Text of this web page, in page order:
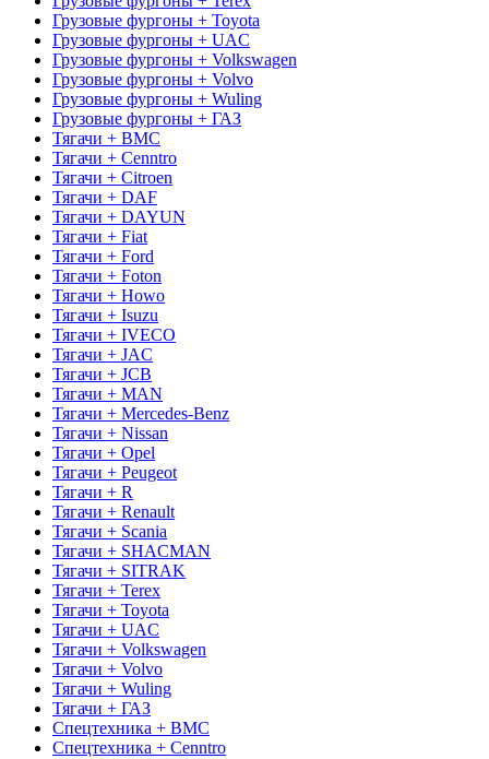
Грузовые фургоны + Toyota
Грузовые фургоны + UAC
Грузовые фургоны + Volkswagen
Грузовые фургоны + Volvo
Грузовые фургоны + Wuling
Грузовые фургоны + ГАЗ
Тягачи + BMC
Тягачи + Cenntro
Тягачи + Citroen
Тягачи + DAF
Тягачи + DAYUN
Тягачи + Fiat
Тягачи + Ford
Тягачи + Foton
Тягачи + Howo
Тягачи + Isuzu
Тягачи + IVECO
Тягачи + JAC
Тягачи + JCB
Тягачи + MAN
Тягачи + Mercedes-Benz
Тягачи + Nissan
Тягачи + Opel
Тягачи + Peugeot
Тягачи + R
Тягачи + Renault
Тягачи + Scania
Тягачи + SHACMAN
Тягачи + SITRAK
Тягачи + Terex
Тягачи + Toyota
Тягачи + UAC
Тягачи + Volkswagen
Тягачи + Volvo
Тягачи + Wuling
Тягачи + ГАЗ
Спецтехника + BMC
Спецтехника + Cenntro